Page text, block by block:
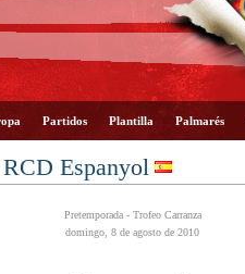
Partidos Plantilla Palmarés
Espanyol
Pretemporada - Trofeo Carranza
domingo, 8 de agosto de 2010